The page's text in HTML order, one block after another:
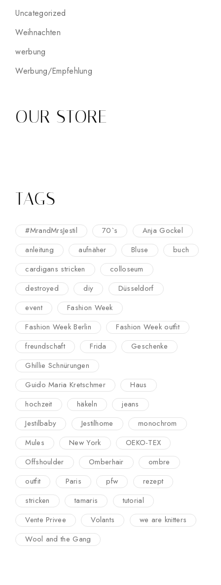
Uncategorized
Weihnachten
werbung
Werbung/Empfehlung
OUR STORE
TAGS
#MrandMrsJestil 70`s
Anja Gockel
anleitung
aufnäher Bluse
buch
cardigans stricken
colloseum
destroyed
diy
Düsseldorf
event
Fashion Week
Fashion Week Berlin
Fashion Week outfit
freundschaft
Frida
Geschenke
Ghillie Schnürungen
Guido Maria Kretschmer
Haus
hochzeit
häkeln
jeans
Jestilbaby
Jestilhome
monochrom
Mules
New York
OEKO-TEX
Offshoulder
Omberhair
ombre
outfit
Paris pfw
rezept
stricken
tamaris
tutorial
Vente Privee
Volants
we are knitters
Wool and the Gang